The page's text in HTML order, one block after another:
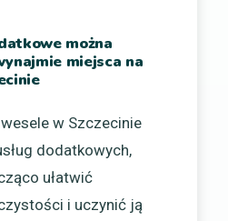
można
miejsca na
w Szczecinie
dodatkowych,
ułatwić
i uczynić ją